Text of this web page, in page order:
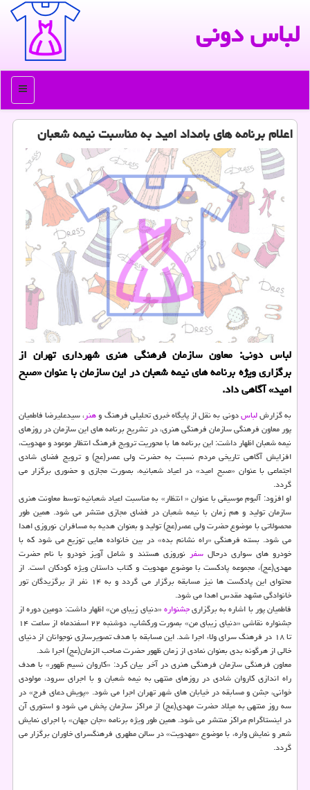
لباس دونی
منو
اعلام برنامه های بامداد امید به مناسبت نیمه شعبان
لباس دونی: معاون سازمان فرهنگی هنری شهرداری تهران از
برگزاری ویژه برنامه های نیمه شعبان در این سازمان با عنوان «صبح
امید» آگاهی داد.
به گزارشلباسدونی به نقل از پایگاه خبری تحلیلی فرهنگ وهنر، سیدعلیرضا فاطمیان
پور معاون فرهنگی سازمان فرهنگی هنری، در تشریح برنامه های این سازمان در روزهای
نیمه شعبان اظهار داشت: این برنامه ها با محوریت ترویج فرهنگ انتظار موعود و مهدویت،
افزایش آگاهی تاریخی مردم نسبت به حضرت ولی عصر(عج) و ترویج فضای شادی
اجتماعی با عنوان «صبح امید» در اعیاد شعبانیه، بصورت مجازی و حضوری برگزار می
گردد.
او افزود: آلبوم موسیقی با عنوان « انتظار» به مناسبت اعیاد شعبانیه توسط معاونت هنری
سازمان تولید و هم زمان با نیمه شعبان در فضای مجازی منتشر می شود. همین طور
محصولاتی با موضوع حضرت ولی عصر(عج) تولید و بعنوان هدیه به مسافران نوروزی اهدا
می شود. بسته فرهنگی «راه نشانم بده» در بین خانواده هایی توزیع می شود که با
خودرو های سواری درحالسفر نوروزی هستند و شامل آویز خودرو با نام حضرت
مهدی(عج)، مجموعه پادکست با موضوع مهدویت و کتاب داستان ویژه کودکان است. از
محتوای این پادکست ها نیز مسابقه برگزار می گردد و به ۱۴ نفر از برگزیدگان تور
خانوادگی مشهد مقدس اهدا می شود.
فاطمیان پور با اشاره به برگزاریجشنواره«دنیای زیبای من» اظهار داشت: دومین دوره از
جشنواره نقاشی «دنیای زیبای من» بصورت ورکشاپ، دوشنبه ۲۲ اسفندماه از ساعت ۱۴
تا ۱۸ در فرهنگ سرای ولاء اجرا شد. این مسابقه با هدف تصویرسازی نوجوانان از دنیای
خالی از هرگونه بدی بعنوان نمادی از زمان ظهور حضرت صاحب الزمان(عج) اجرا شد.
معاون فرهنگی سازمان فرهنگی هنری در آخر بیان کرد: «کاروان نسیم ظهور» با هدف
راه اندازی کاروان شادی در روزهای منتهی به نیمه شعبان و با اجرای سرود، مولودی
خوانی، جشن و مسابقه در خیابان های شهر تهران اجرا می شود. «پویش دعای فرج» در
سه روز منتهی به میلاد حضرت مهدی(عج) از مراکز سازمان پخش می شود و استوری آن
در اینستاگرام مراکز منتشر می شود. همین طور ویژه برنامه «جان جهان» با اجرای نمایش
شعر و نمایش واره، با موضوع «مهدویت» در سالن مطهری فرهنگسرای خاوران برگزار می
گردد.